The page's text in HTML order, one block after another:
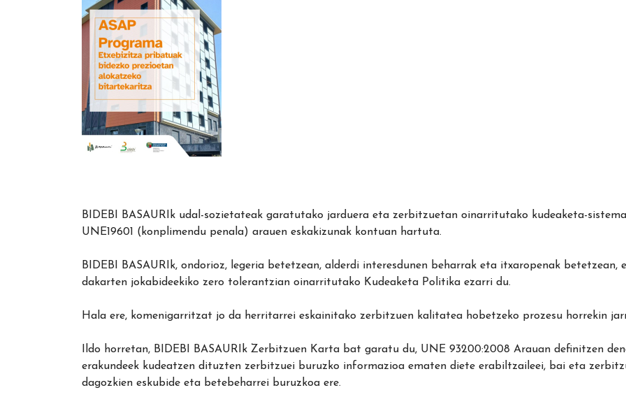
BIDEBI BASAURIk udal-sozietateak garatutako jarduera eta zerbitzuetan oinarritutako kudeaketa-
UNE19601 (konplimendu penala) arauen eskakizunak kontuan hartuta.
BIDEBI BASAURIk, ondorioz, legeria betetzean, alderdi interesdunen beharrak eta itxaropenak
dakarten jokabideekiko zero tolerantzian oinarritutako Kudeaketa Politika ezarri du.
Hala ere, komenigarritzat jo da herritarrei eskainitako zerbitzuen kalitatea hobetzeko prozesu horrekin
Ildo horretan, BIDEBI BASAURIk Zerbitzuen Karta bat garatu du, UNE 93200:2008 Arauan definitzen
erakundeek kudeatzen dituzten zerbitzuei buruzko informazioa ematen diete erabiltzaileei, bai eta
dagozkien eskubide eta betebeharrei buruzkoa ere.